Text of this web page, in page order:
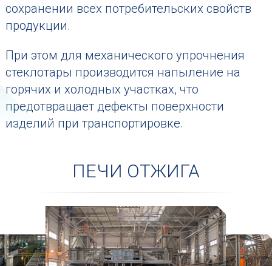
сохранении всех потребительских свойств
продукции.
При этом для механического упрочнения
стеклотары производится напыление на
горячих и холодных участках, что
предотвращает дефекты поверхности
изделий при транспортировке.
ПЕЧИ ОТЖИГА